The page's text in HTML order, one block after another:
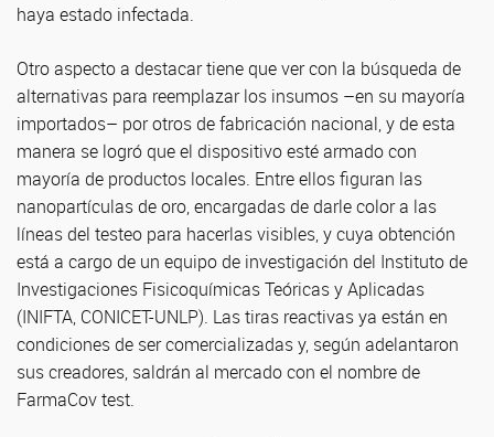
haya estado infectada.
Otro aspecto a destacar tiene que ver con la búsqueda de
alternativas para reemplazar los insumos –en su mayoría
importados– por otros de fabricación nacional, y de esta
manera se logró que el dispositivo esté armado con
mayoría de productos locales. Entre ellos figuran las
nanopartículas de oro, encargadas de darle color a las
líneas del testeo para hacerlas visibles, y cuya obtención
está a cargo de un equipo de investigación del Instituto de
Investigaciones Fisicoquímicas Teóricas y Aplicadas
(INIFTA, CONICET-UNLP). Las tiras reactivas ya están en
condiciones de ser comercializadas y, según adelantaron
sus creadores, saldrán al mercado con el nombre de
FarmaCov test.